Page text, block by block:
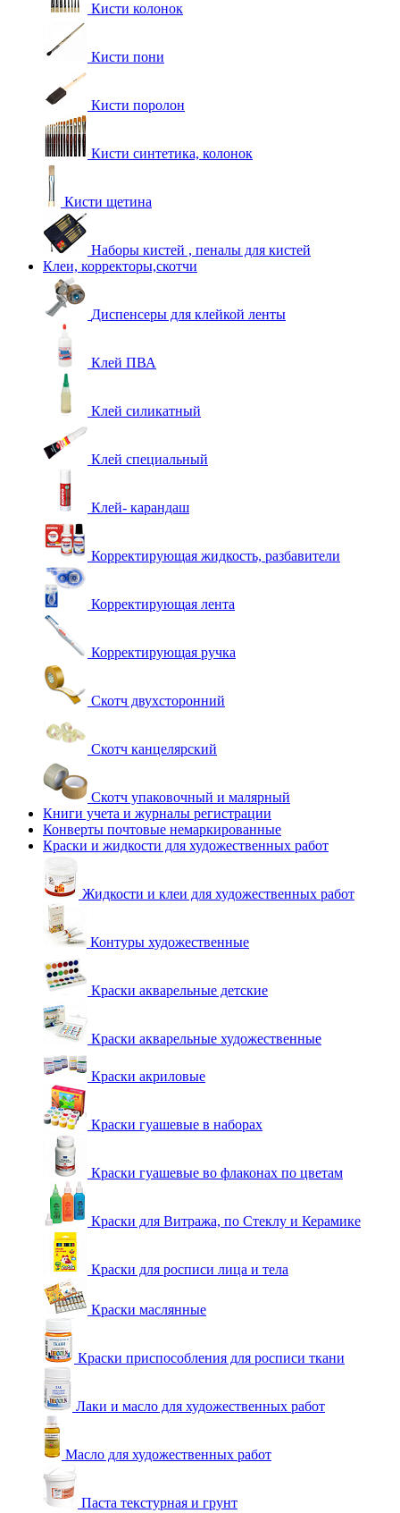
Кисти колонок
Кисти пони
Кисти поролон
Кисти синтетика, колонок
Кисти щетина
Наборы кистей , пеналы для кистей
Клеи, корректоры,скотчи
Диспенсеры для клейкой ленты
Клей ПВА
Клей силикатный
Клей специальный
Клей- карандаш
Корректирующая жидкость, разбавители
Корректирующая лента
Корректирующая ручка
Скотч двухсторонний
Скотч канцелярский
Скотч упаковочный и малярный
Книги учета и журналы регистрации
Конверты почтовые немаркированные
Краски и жидкости для художественных работ
Жидкости и клеи для художественных работ
Контуры художественные
Краски акварельные детские
Краски акварельные художественные
Краски акриловые
Краски гуашевые в наборах
Краски гуашевые во флаконах по цветам
Краски для Витража, по Стеклу и Керамике
Краски для росписи лица и тела
Краски маслянные
Краски приспособления для росписи ткани
Лаки и масло для художественных работ
Масло для художественных работ
Паста текстурная и грунт